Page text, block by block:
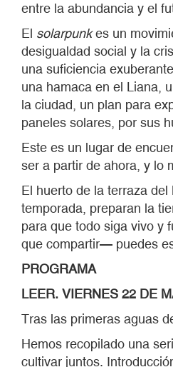
entre la abundancia y el
El solarpunkes un
desigualdad social y la
una suficiencia
una hamaca en el Liana,
la ciudad, un plan para
paneles solares, por sus
Este es un lugar de
ser a partir de ahora, y lo
El huerto de la terraza
temporada, preparan la
para que todo siga vivo y
que compartir— puedes
PROGRAMA
LEER. VIERNES 22 DE
Tras las primeras aguas
Hemos recopilado una
cultivar juntos.